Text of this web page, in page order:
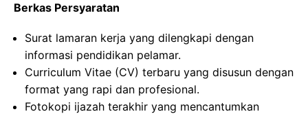
Berkas Persyaratan
Surat lamaran kerja yang dilengkapi dengan
informasi pendidikan pelamar.
Curriculum Vitae (CV) terbaru yang disusun dengan
format yang rapi dan profesional.
Fotokopi ijazah terakhir yang mencantumkan